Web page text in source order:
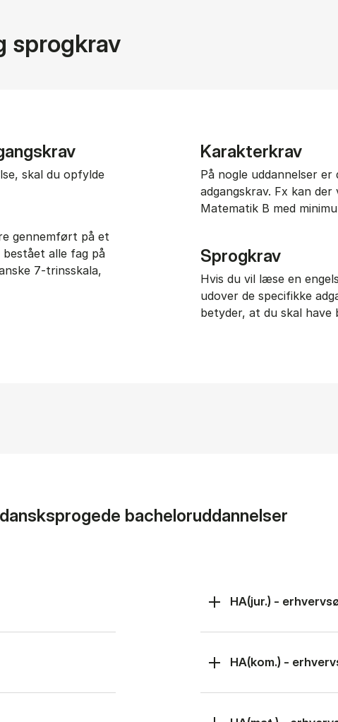
sprogkrav
skal du opfylde
gennemført på et
bestået alle fag på
7-trinsskala,
Karakterkrav
På nogle uddannelser
adgangskrav. Fx kan
Matematik B med
Sprogkrav
Hvis du vil læse en
udover de specifikke
betyder, at du skal have
bacheloruddannelser
HA(jur.) -
HA(kom.) -